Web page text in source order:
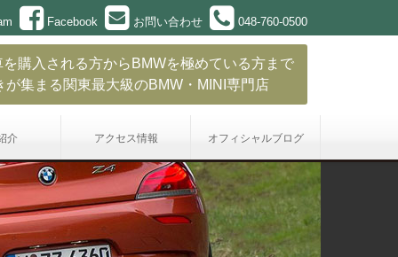
Facebook お問い合わせ 048-760-0500
購入される方からBMWを極めている方まで
が集まる関東最大級のBMW・MINI専門店
介 アクセス情報 オフィシャルブログ